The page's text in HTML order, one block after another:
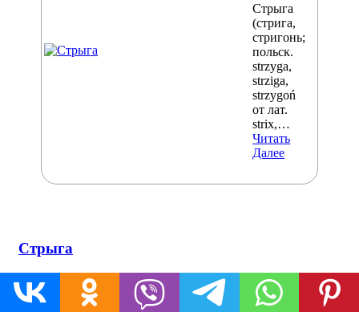
Стрыга
(стрига,
стригонь;
польск.
strzyga,
strziga,
strzygoń
от лат.
strix,…
Читать
Далее
Стрыга
Стрыга (стрига, стригонь; польск. strzyga, strziga,
strzygoń от лат. strix,…Читать Далее